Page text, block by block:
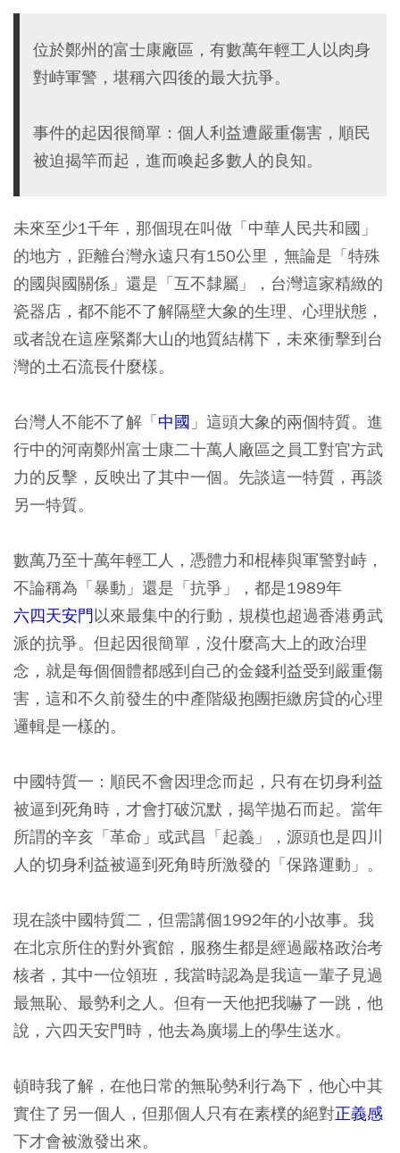
位於鄭州的富士康廠區，有數萬年輕工人以肉身
對峙軍警，堪稱六四後的最大抗爭。
事件的起因很簡單：個人利益遭嚴重傷害，順民
被迫揭竿而起，進而喚起多數人的良知。
未來至少1千年，那個現在叫做「中華人民共和國」
的地方，距離台灣永遠只有150公里，無論是「特殊
的國與國關係」還是「互不隸屬」，台灣這家精緻的
瓷器店，都不能不了解隔壁大象的生理、心理狀態，
或者說在這座緊鄰大山的地質結構下，未來衝擊到台
灣的土石流長什麼樣。
台灣人不能不了解「中國 」這頭大象的兩個特質。進
行中的河南鄭州富士康二十萬人廠區之員工對官方武
力的反擊，反映出了其中一個。先談這一特質，再談
另一特質。
數萬乃至十萬年輕工人，憑體力和棍棒與軍警對峙，
不論稱為「暴動」還是「抗爭」，都是1989年
六四天安門以來最集中的行動，規模也超過香港勇武
派的抗爭。但起因很簡單，沒什麼高大上的政治理
念，就是每個個體都感到自己的金錢利益受到嚴重傷
害，這和不久前發生的中產階級抱團拒繳房貸的心理
邏輯是一樣的。
中國特質一：順民不會因理念而起，只有在切身利益
被逼到死角時，才會打破沉默，揭竿拋石而起。當年
所謂的辛亥「革命」或武昌「起義」，源頭也是四川
人的切身利益被逼到死角時所激發的「保路運動」。
現在談中國特質二，但需講個1992年的小故事。我
在北京所住的對外賓館，服務生都是經過嚴格政治考
核者，其中一位領班，我當時認為是我這一輩子見過
最無恥、最勢利之人。但有一天他把我嚇了一跳，他
說，六四天安門時，他去為廣場上的學生送水。
頓時我了解，在他日常的無恥勢利行為下，他心中其
實住了另一個人，但那個人只有在素樸的絕對正義感
下才會被激發出來。